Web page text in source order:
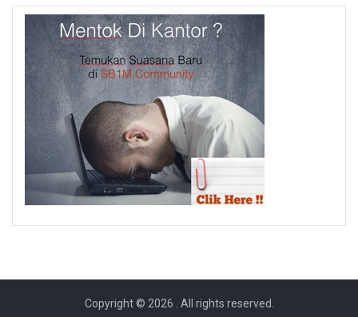
Copyright © 2026 . All rights reserved.